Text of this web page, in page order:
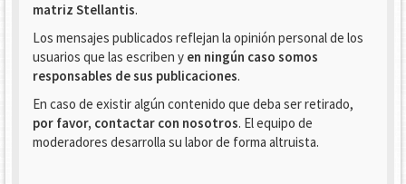
matriz Stellantis.
Los mensajes publicados reflejan la opinión personal de los
usuarios que las escriben y en ningún caso somos
responsables de sus publicaciones.
En caso de existir algún contenido que deba ser retirado,
por favor, contactar con nosotros. El equipo de
moderadores desarrolla su labor de forma altruista.